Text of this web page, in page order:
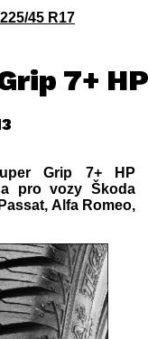
45 R17
7+ HP
Grip 7+ HP
pro vozy Škoda
Alfa Romeo,